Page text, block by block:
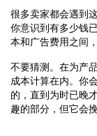
很多卖家都会遇到
你意识到有多少钱
本和广告费用之间
不要猜测。在为产
成本计算在内。你
的，直到为时已晚
趣的部分，但它会